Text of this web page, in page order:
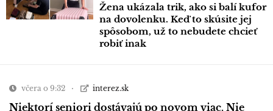
Žena ukázala trik, ako si balí kufor
na dovolenku. Keď to skúsite jej
spôsobom, už to nebudete chcieť
robiť inak
včera o 9:32 interez.sk
Niektorí seniori dostávajú po novom viac. Nie